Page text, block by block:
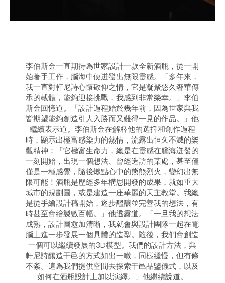
李伯斯金一直期待為世家設計一款全新酒瓶，從一開
始著手工作，腦海中便迸發出無限靈感。「多年來，
我一直對軒尼詩心懷敬仰之情，它是凝聚悠久奢華傳
承的載體，能夠迎接挑戰，我感到非常榮幸。」李伯
斯金回憶道。「設計過程始於幾年前，因為世家與我
皆期望能夠創造引人入勝而又難得一見的作品。」他
繼續表示道。李伯斯金在解釋他的選擇和創作過程
時，顯示出極富感染力的熱情，流露出恒久不滅的樂
觀精神：「它極富生命力，總是在靈感在腦海迸發的
一刻開始，出現一個想法、曾經造訪的某處，甚至僅
僅是一種感覺，隨後燃點心中的熊熊烈火，變幻出無
限可能！酒瓶是歷經多年構思開發的成果，就如重大
城市的規劃圖，或是建造一座華麗的天主教堂。我總
是從手繪設計稿開始，逐步醞釀並完善我的想法，有
時甚至會繪製數百幅。」他透露道。「一旦我的想法
成熟，設計圖愈加清晰，我就會與設計團隊一起在電
腦上進一步發展一個具體的造型。隨後，我們會創造
一個可以繼續發展的3D模型。我們的設計方法，與
軒尼詩釀造干邑的方式如出一轍，同樣緩慢，但有條
不紊。這為我們提供空間去探索干邑品鑒儀式，以及
如何在酒瓶設計上加以演繹。」他繼續說道。